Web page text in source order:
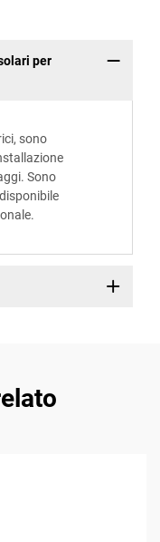
per
sono
Sono